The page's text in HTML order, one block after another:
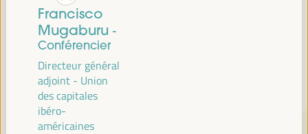
CONFÉRENCIERS
Francisco
Mugaburu -
Conférencier
Directeur général
adjoint - Union
des capitales
ibéro-
américaines